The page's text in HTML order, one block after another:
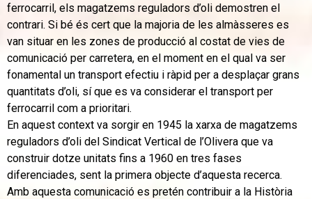
ferrocarril, els magatzems reguladors d’oli demostren el
contrari. Si bé és cert que la majoria de les almàsseres es
van situar en les zones de producció al costat de vies de
comunicació per carretera, en el moment en el qual va ser
fonamental un transport efectiu i ràpid per a desplaçar grans
quantitats d’oli, sí que es va considerar el transport per
ferrocarril com a prioritari.
En aquest context va sorgir en 1945 la xarxa de magatzems
reguladors d’oli del Sindicat Vertical de l’Olivera que va
construir dotze unitats fins a 1960 en tres fases
diferenciades, sent la primera objecte d’aquesta recerca.
Amb aquesta comunicació es pretén contribuir a la Història